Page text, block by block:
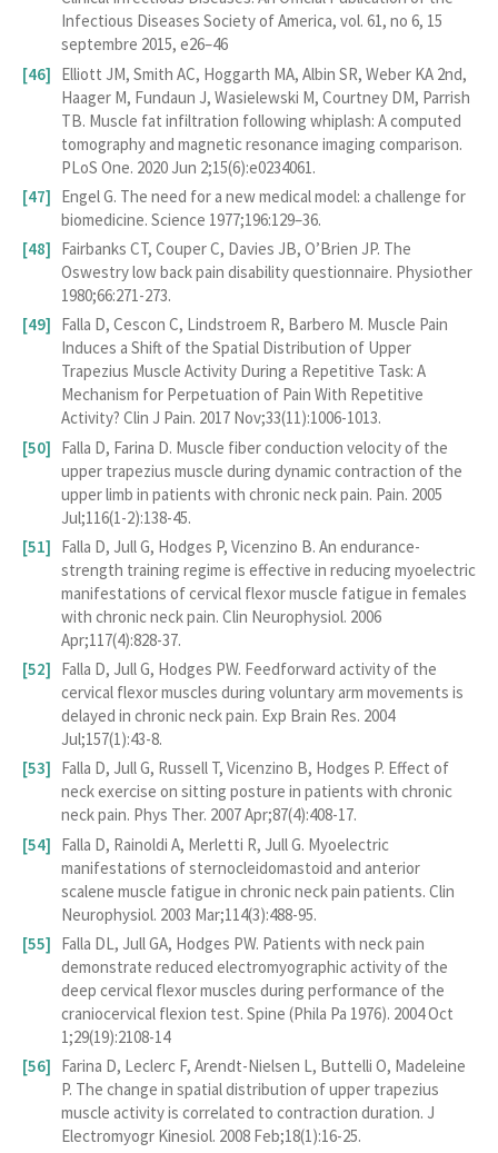
Infectious Diseases Society of America, vol. 61, no 6, 15
septembre 2015, e26–46
Elliott JM, Smith AC, Hoggarth MA, Albin SR, Weber KA 2nd,
Haager M, Fundaun J, Wasielewski M, Courtney DM, Parrish
TB. Muscle fat infiltration following whiplash: A computed
tomography and magnetic resonance imaging comparison.
PLoS One. 2020 Jun 2;15(6):e0234061.
Engel G. The need for a new medical model: a challenge for
biomedicine. Science 1977;196:129–36.
Fairbanks CT, Couper C, Davies JB, O’Brien JP. The
Oswestry low back pain disability questionnaire. Physiother
1980;66:271-273.
Falla D, Cescon C, Lindstroem R, Barbero M. Muscle Pain
Induces a Shift of the Spatial Distribution of Upper
Trapezius Muscle Activity During a Repetitive Task: A
Mechanism for Perpetuation of Pain With Repetitive
Activity? Clin J Pain. 2017 Nov;33(11):1006-1013.
Falla D, Farina D. Muscle fiber conduction velocity of the
upper trapezius muscle during dynamic contraction of the
upper limb in patients with chronic neck pain. Pain. 2005
Jul;116(1-2):138-45.
Falla D, Jull G, Hodges P, Vicenzino B. An endurance-
strength training regime is effective in reducing myoelectric
manifestations of cervical flexor muscle fatigue in females
with chronic neck pain. Clin Neurophysiol. 2006
Apr;117(4):828-37.
Falla D, Jull G, Hodges PW. Feedforward activity of the
cervical flexor muscles during voluntary arm movements is
delayed in chronic neck pain. Exp Brain Res. 2004
Jul;157(1):43-8.
Falla D, Jull G, Russell T, Vicenzino B, Hodges P. Effect of
neck exercise on sitting posture in patients with chronic
neck pain. Phys Ther. 2007 Apr;87(4):408-17.
Falla D, Rainoldi A, Merletti R, Jull G. Myoelectric
manifestations of sternocleidomastoid and anterior
scalene muscle fatigue in chronic neck pain patients. Clin
Neurophysiol. 2003 Mar;114(3):488-95.
Falla DL, Jull GA, Hodges PW. Patients with neck pain
demonstrate reduced electromyographic activity of the
deep cervical flexor muscles during performance of the
craniocervical flexion test. Spine (Phila Pa 1976). 2004 Oct
1;29(19):2108-14
Farina D, Leclerc F, Arendt-Nielsen L, Buttelli O, Madeleine
P. The change in spatial distribution of upper trapezius
muscle activity is correlated to contraction duration. J
Electromyogr Kinesiol. 2008 Feb;18(1):16-25.